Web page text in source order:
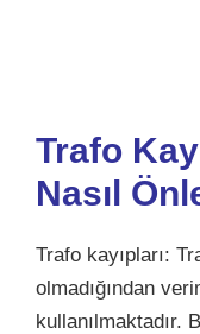
Trafo
Nasıl
Trafo kayıpları:
olmadığından
kullanılmaktadır.